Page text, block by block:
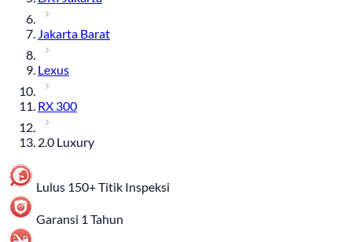
Jakarta Barat
Lexus
RX 300
2.0 Luxury
Lulus 150+ Titik Inspeksi
Garansi 1 Tahun